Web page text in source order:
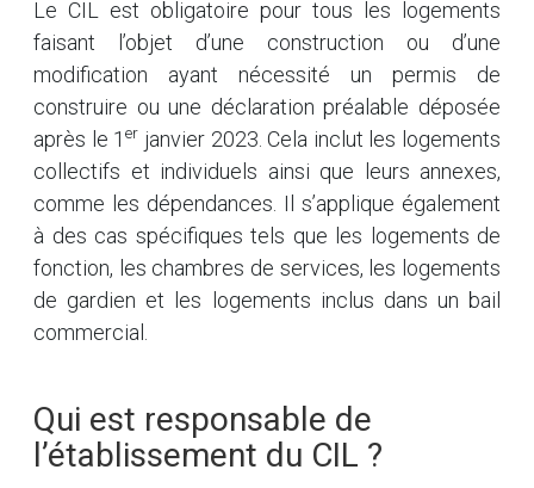
Le CIL est obligatoire pour tous les logements
faisant l’objet d’une construction ou d’une
modification ayant nécessité un permis de
construire ou une déclaration préalable déposée
après le 1er janvier 2023. Cela inclut les logements
collectifs et individuels ainsi que leurs annexes,
comme les dépendances. Il s’applique également
à des cas spécifiques tels que les logements de
fonction, les chambres de services, les logements
de gardien et les logements inclus dans un bail
commercial.
Qui est responsable de
l’établissement du CIL ?